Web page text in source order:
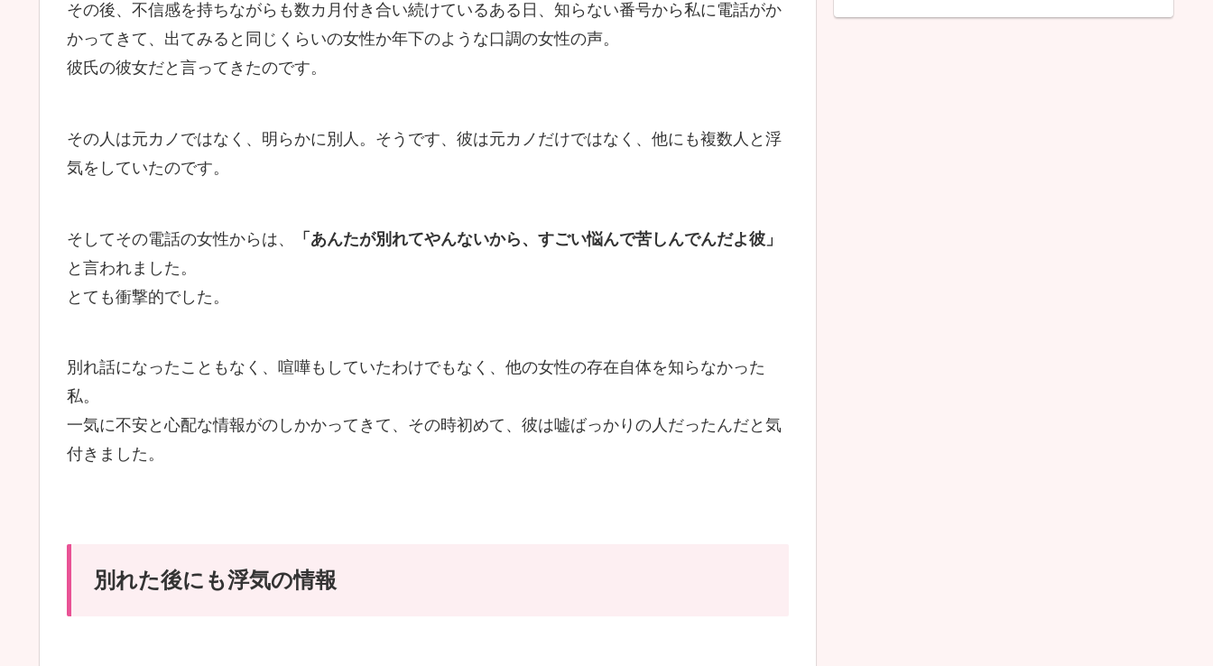
その後、不信感を持ちながらも数カ月付き合い続けているある日、知らない番号から私に電話がか
かってきて、出てみると同じくらいの女性か年下のような口調の女性の声。
彼氏の彼女だと言ってきたのです。
その人は元カノではなく、明らかに別人。そうです、彼は元カノだけではなく、他にも複数人と浮
気をしていたのです。
そしてその電話の女性からは、
「あんたが別れてやんないから、すごい悩んで苦しんでんだよ彼」
と言われました。
とても衝撃的でした。
別れ話になったこともなく、喧嘩もしていたわけでもなく、他の女性の存在自体を知らなかった
私。
一気に不安と心配な情報がのしかかってきて、その時初めて、彼は嘘ばっかりの人だったんだと気
付きました。
別れた後にも浮気の情報